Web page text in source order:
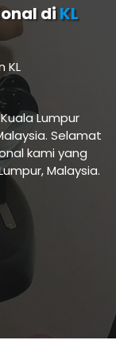
diKL
KL
Lumpur
Selamat
kami yang
Malaysia.